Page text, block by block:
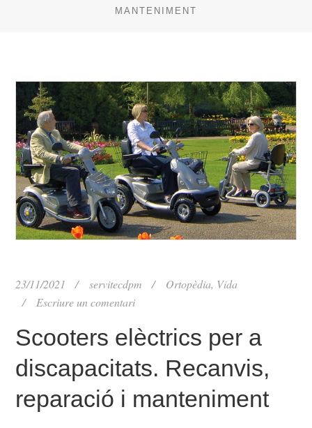
MANTENIMENT
23/11/2021 servitecdpm Ortopèdia, Vida
Escriure un comentari
Scooters elèctrics per a
discapacitats. Recanvis,
reparació i manteniment